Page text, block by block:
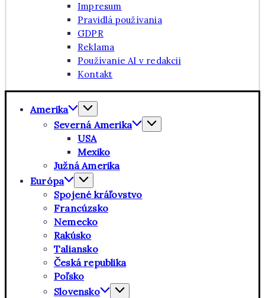
Impresum
Pravidlá používania
GDPR
Reklama
Používanie AI v redakcii
Kontakt
Amerika
Severná Amerika
USA
Mexiko
Južná Amerika
Európa
Spojené kráľovstvo
Francúzsko
Nemecko
Rakúsko
Taliansko
Česká republika
Poľsko
Slovensko